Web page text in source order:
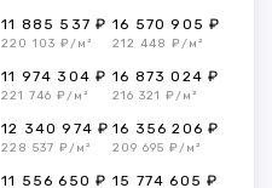
11 885 537 ₽
220 103 ₽/м²
16 570 905 ₽
212 448 ₽/м²
11 974 304 ₽
221 746 ₽/м²
16 873 024 ₽
216 321 ₽/м²
12 340 974 ₽
228 537 ₽/м²
16 356 206 ₽
209 695 ₽/м²
11 556 650 ₽ 15 774 605 ₽